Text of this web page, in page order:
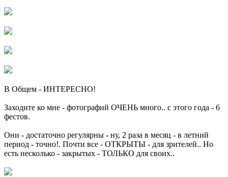
В Общем - ИНТЕРЕСНО!
Заходите ко мне - фотографий ОЧЕНЬ много.. с этого года - 6
фестов.
Они - достаточно регулярны - ну, 2 раза в месяц - в летний
период - точно!. Почти все - ОТКРЫТЫ - для зрителей.. Но
есть несколько - закрытых - ТОЛЬКО для своих..